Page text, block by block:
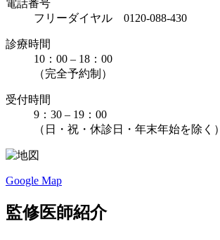
電話番号
フリーダイヤル 0120-088-430
診療時間
10：00 – 18：00
（完全予約制）
受付時間
9：30 – 19：00
（日・祝・休診日・年末年始を除く）
Google Map
監修医師紹介